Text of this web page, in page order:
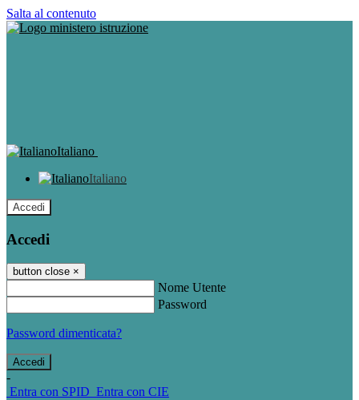
Salta al contenuto
Italiano
Italiano
Accedi
Accedi
button close ×
Nome Utente
Password
Password dimenticata?
-
Entra con SPID Entra con CIE